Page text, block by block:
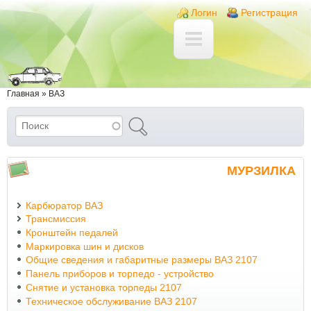
Перейти к основному содержанию
Skip to search
Login links
Логин Регистрация
Вы здесь
Главная » ВАЗ
Форма поиска
Поиск
МУРЗИЛКА
Карбюратор ВАЗ
Трансмиссия
Кронштейн педалей
Маркировка шин и дисков
Общие сведения и габаритные размеры ВАЗ 2107
Панель приборов и торпедо - устройство
Снятие и установка торпеды 2107
Техническое обслуживание ВАЗ 2107